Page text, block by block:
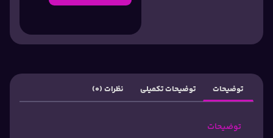
توضیحات توضیحات تکمیلی نظرات (0)
توضیحات